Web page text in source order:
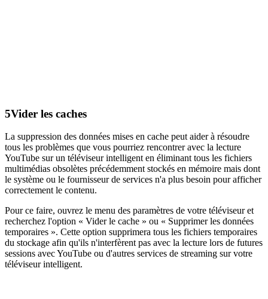
5Vider les caches
La suppression des données mises en cache peut aider à résoudre
tous les problèmes que vous pourriez rencontrer avec la lecture
YouTube sur un téléviseur intelligent en éliminant tous les fichiers
multimédias obsolètes précédemment stockés en mémoire mais dont
le système ou le fournisseur de services n'a plus besoin pour afficher
correctement le contenu.
Pour ce faire, ouvrez le menu des paramètres de votre téléviseur et
recherchez l'option « Vider le cache » ou « Supprimer les données
temporaires ». Cette option supprimera tous les fichiers temporaires
du stockage afin qu'ils n'interfèrent pas avec la lecture lors de futures
sessions avec YouTube ou d'autres services de streaming sur votre
téléviseur intelligent.